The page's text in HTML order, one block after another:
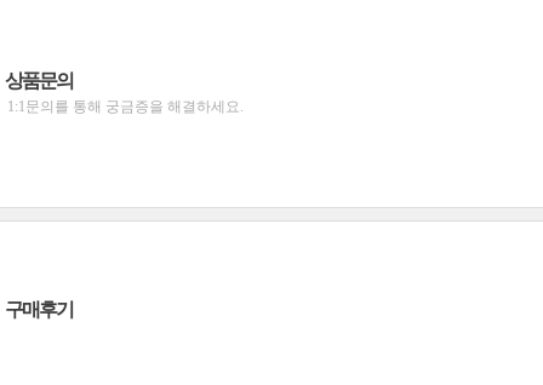
상품문의
1:1문의를 통해 궁금증을 해결하세요.
구매후기